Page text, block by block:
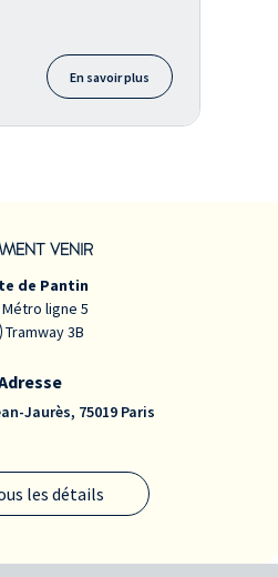
En savoir plus
VENIR
les détails
de Pantin
Métro ligne 5
Tramway 3B
Jaurès, 75019 Paris